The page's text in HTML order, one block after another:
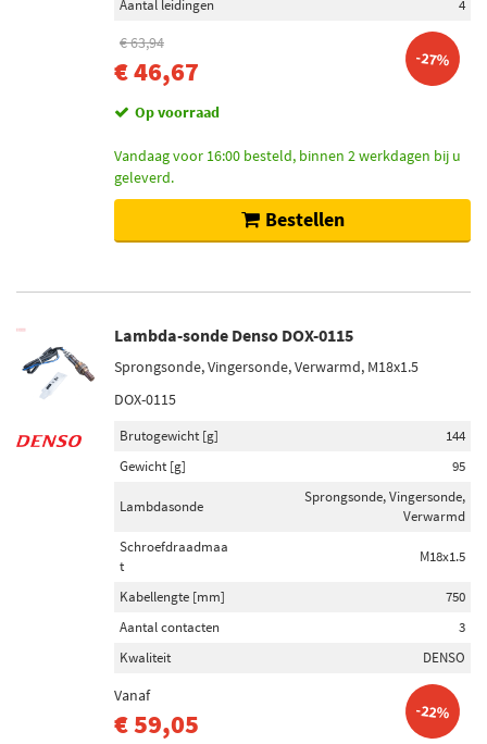
Aantal leidingen
4
€ 63,94
€ 46,67 -27%
Op voorraad
Vandaag voor 16:00 besteld, binnen 2 werkdagen bij u
geleverd.
Bestellen
Lambda-sonde Denso DOX-0115
Sprongsonde, Vingersonde, Verwarmd, M18x1.5
DOX-0115
Brutogewicht [g]
144
Gewicht [g]
95
Lambdasonde
Sprongsonde, Vingersonde,
Verwarmd
Schroefdraadmaa
t
M18x1.5
Kabellengte [mm]
750
Aantal contacten
3
Kwaliteit
DENSO
Vanaf
€ 59,05 -22%